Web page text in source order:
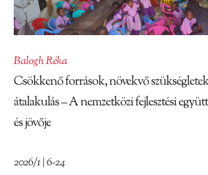
Balogh Réka
Csökkenő források, növekvő
átalakulás – A nemzetközi fejlesztési
és jövője
2026/1 | 6-24